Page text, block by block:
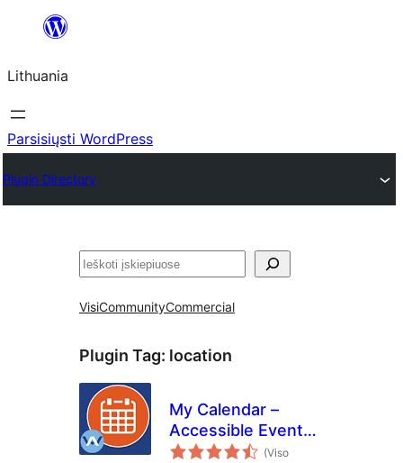
turinio
Lithuania
Parsisiųsti WordPress
Plugin Directory
Paieška
VisiCommunityCommercial
Plugin Tag: location
My Calendar –
Accessible Event
Manager
(Viso